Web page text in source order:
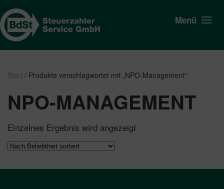
Menü
Start / Produkte verschlagwortet mit „NPO-Management“
NPO-MANAGEMENT
Einzelnes Ergebnis wird angezeigt